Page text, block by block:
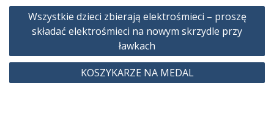
Nawigacja
wpisu
Wszystkie dzieci zbierają elektrośmieci – proszę
składać elektrośmieci na nowym skrzydle przy
ławkach
KOSZYKARZE NA MEDAL